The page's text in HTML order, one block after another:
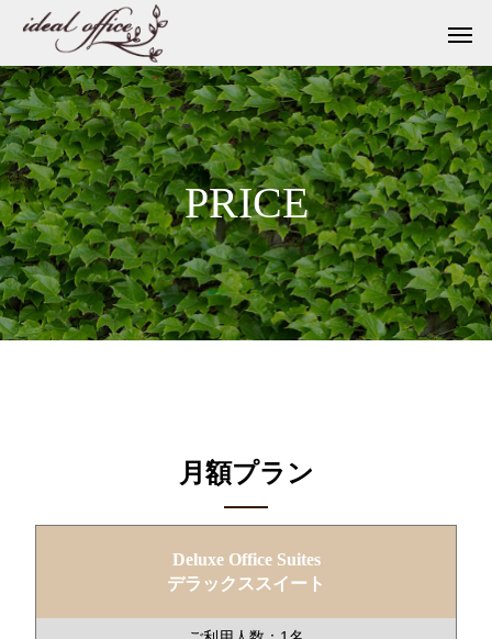
PRICE
月額プラン
Deluxe Office Suites
デラックススイート